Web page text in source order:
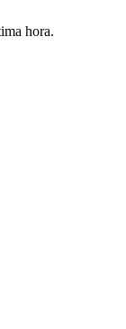
hora.